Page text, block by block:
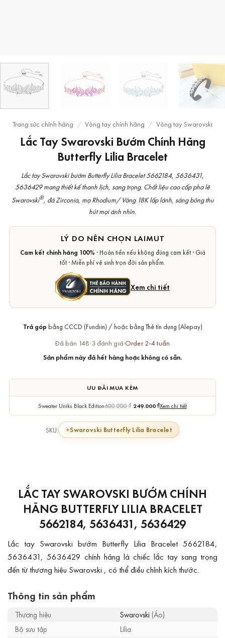
Trang sức chính hãng / Vòng tay chính hãng / Vòng tay Swarovski
Lắc Tay Swarovski Bướm Chính Hãng
Butterfly Lilia Bracelet
Lắc tay Swarovski bướm Butterfly Lilia Bracelet 5662184, 5636431,
5636429 mang thiết kế thanh lịch, sang trọng. Chất liệu cao cấp pha lê
Swarovski®, đá Zirconia, mạ Rhodium/ Vàng 18K lấp lánh, sáng bóng thu
hút mọi ánh nhìn.
LÝ DO NÊN CHỌN LAIMUT
Cam kết chính hãng 100% · Hoàn tiền nếu không đúng cam kết · Giá
tốt · Miễn phí vệ sinh trọn đời sản phẩm.
Xem chi tiết
Trả góp bằng CCCD (Fundiin) / hoặc bằng Thẻ tín dụng (Alepay)
Đã bán 148·3 đánh giá·Order 2-4 tuần
Sản phẩm này đã hết hàng hoặc không có sẵn.
ƯU ĐÃI MUA KÈM
Sweater Uniks Black Edition600.000₫ 249.000 ₫Xem chi tiết
SKU: Swarovski Butterfly Lilia Bracelet
LẮC TAY SWAROVSKI BƯỚM CHÍNH
HÃNG BUTTERFLY LILIA BRACELET
5662184, 5636431, 5636429
Lắc tay Swarovski bướm Butterfly Lilia Bracelet 5662184,
5636431, 5636429 chính hãng là chiếc lắc tay sang trọng
đến từ thương hiệu Swarovski , có thể điều chỉnh kích thước.
Thông tin sản phẩm
Thương hiệu Swarovski (Áo)
Bộ sưu tập
Lilia